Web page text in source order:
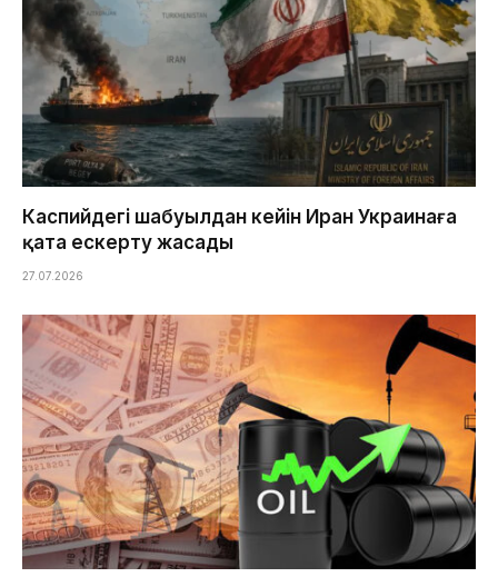
Каспийдегі шабуылдан кейін Иран Украинаға
қатаң ескерту жасады
27.07.2026